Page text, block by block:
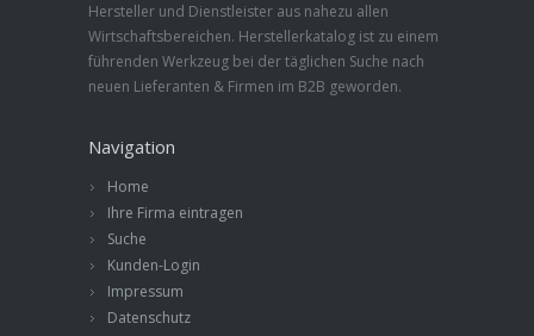
Hersteller und Dienstleister aus nahezu allen
Wirtschaftsbereichen. Herstellerkatalog ist zu einem
führenden Werkzeug bei der täglichen Suche nach
neuen Lieferanten & Firmen im B2B geworden.
Navigation
Home
Ihre Firma eintragen
Suche
Kunden-Login
Impressum
Datenschutz